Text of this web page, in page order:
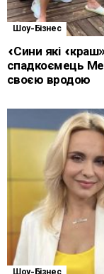
Шоу-Бізнес
«Сини які
спадкоємець
своєю вродою
Шоу-Бізнес